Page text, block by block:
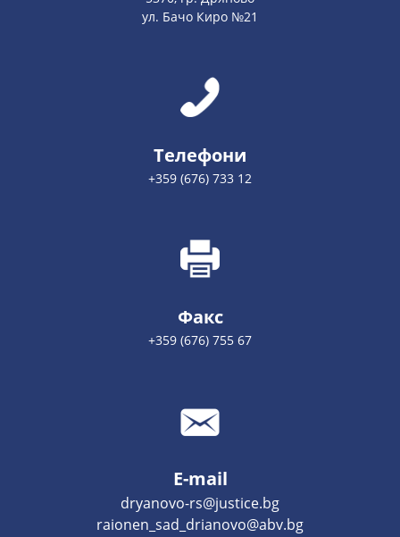
ул. Бачо Киро №21
Телефони
+359 (676) 733 12
Факс
+359 (676) 755 67
E-mail
dryanovo-rs@justice.bg
raionen_sad_drianovo@abv.bg